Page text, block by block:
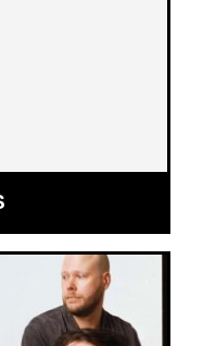
OPENT
IN
NIEUW
VENSTER